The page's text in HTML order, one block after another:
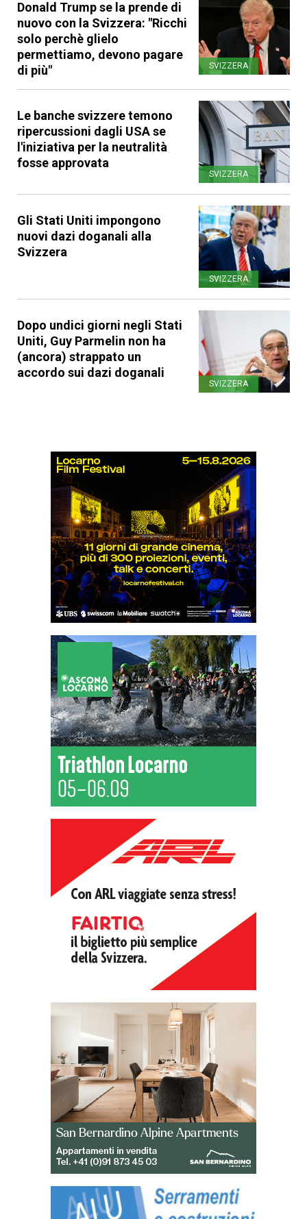
Donald Trump se la prende di
nuovo con la Svizzera: "Ricchi
solo perchè glielo
permettiamo, devono pagare
di più"
SVIZZERA
Le banche svizzere temono
ripercussioni dagli USA se
l'iniziativa per la neutralità
fosse approvata
SVIZZERA
Gli Stati Uniti impongono
nuovi dazi doganali alla
Svizzera
SVIZZERA
Dopo undici giorni negli Stati
Uniti, Guy Parmelin non ha
(ancora) strappato un
accordo sui dazi doganali
SVIZZERA